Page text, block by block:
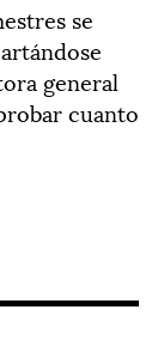
se
general
cuanto